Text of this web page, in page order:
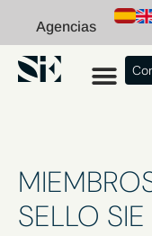
Agencias
SELLO SIE